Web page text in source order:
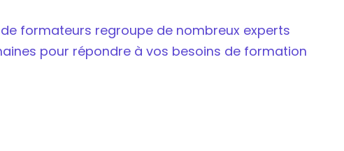
formateurs regroupe de nombreux experts
pour répondre à vos besoins de formation